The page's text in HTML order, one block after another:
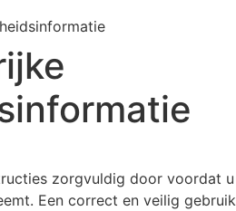
zorgvuldig door voordat u
Een correct en veilig gebruik